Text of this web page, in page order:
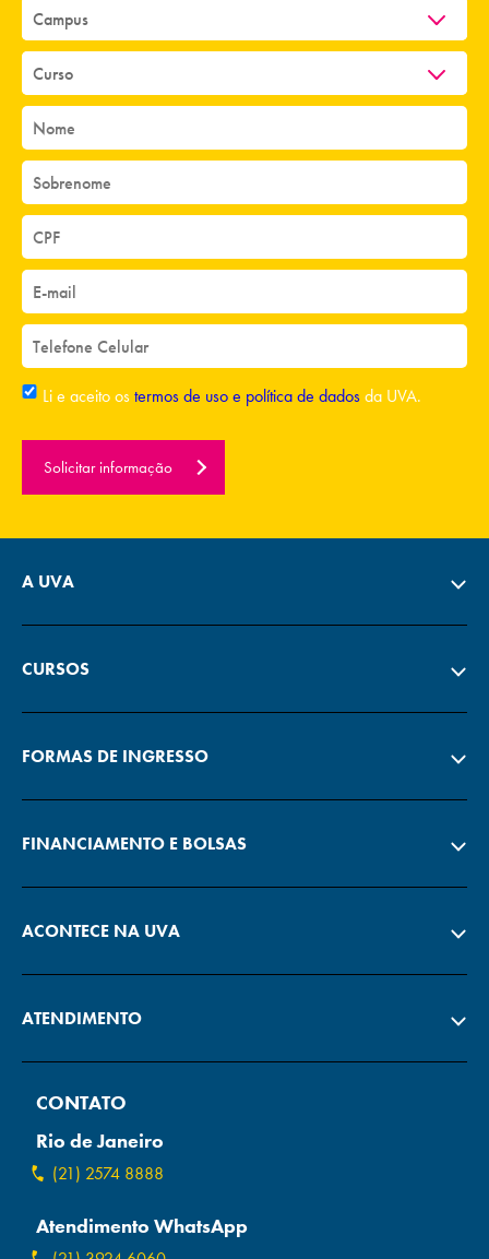
Li e aceito ostermos de uso e política de dadosda UVA.
Solicitar informação
A UVA
CURSOS
FORMAS DE INGRESSO
FINANCIAMENTO E BOLSAS
ACONTECE NA UVA
ATENDIMENTO
CONTATO
Rio de Janeiro
(21) 2574 8888
Atendimento WhatsApp